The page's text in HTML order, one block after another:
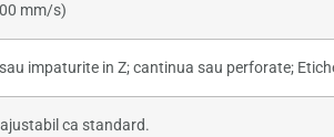
mm/s)
impaturite in Z; cantinua sau perforate;
ca standard.